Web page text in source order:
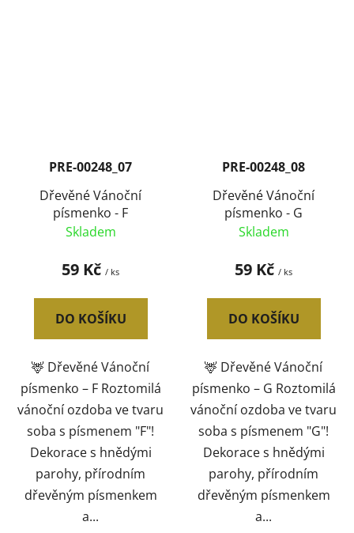
PRE-00248_07
Dřevěné Vánoční
písmenko - F
Skladem
59 Kč / ks
DO KOŠÍKU
🦌 Dřevěné Vánoční
písmenko – F Roztomilá
vánoční ozdoba ve tvaru
soba s písmenem "F"!
Dekorace s hnědými
parohy, přírodním
dřevěným písmenkem
a...
PRE-00248_08
Dřevěné Vánoční
písmenko - G
Skladem
59 Kč / ks
DO KOŠÍKU
🦌 Dřevěné Vánoční
písmenko – G Roztomilá
vánoční ozdoba ve tvaru
soba s písmenem "G"!
Dekorace s hnědými
parohy, přírodním
dřevěným písmenkem
a...